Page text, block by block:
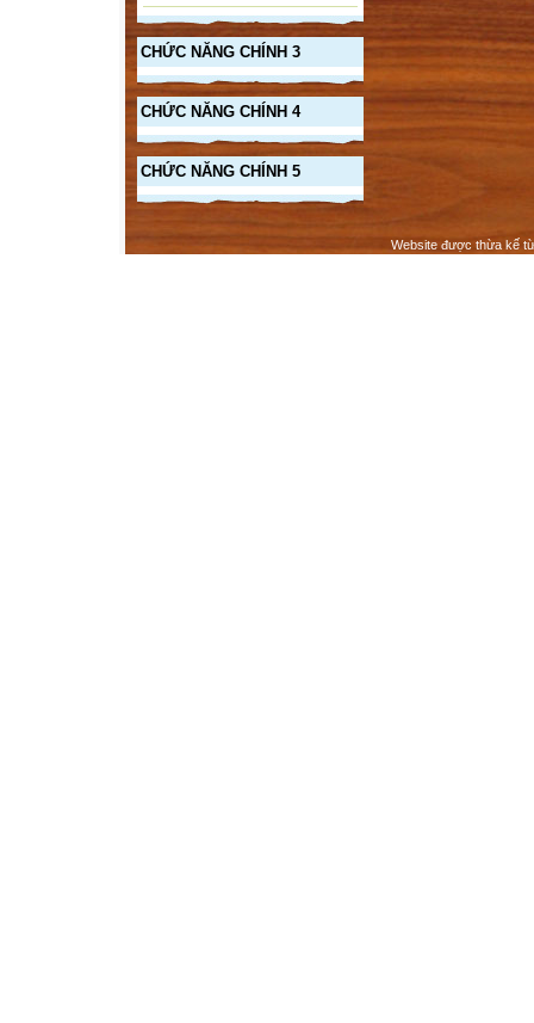
CHỨC NĂNG CHÍNH 3
CHỨC NĂNG CHÍNH 4
CHỨC NĂNG CHÍNH 5
Website được thừa kế